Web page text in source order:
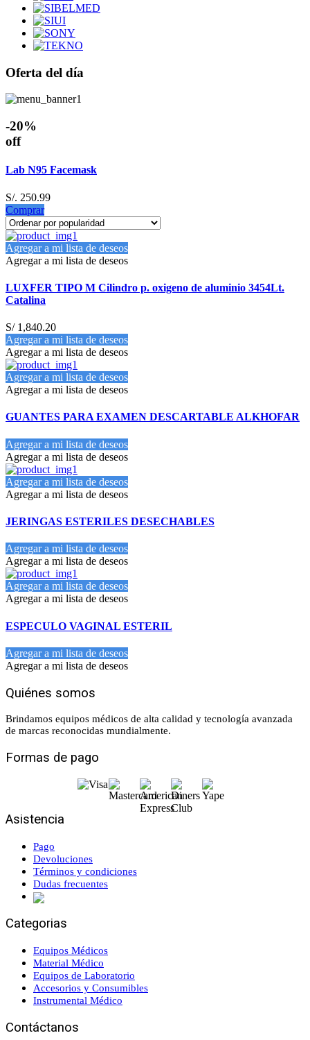
Oferta del día
-20%
off
Lab N95 Facemask
S/. 250.99
Comprar
Agregar a mi lista de deseos
Agregar a mi lista de deseos
LUXFER TIPO M Cilindro p. oxigeno de aluminio 3454Lt.
Catalina
S/1,840.20
Agregar a mi lista de deseos
Agregar a mi lista de deseos
Agregar a mi lista de deseos
Agregar a mi lista de deseos
GUANTES PARA EXAMEN DESCARTABLE ALKHOFAR
Agregar a mi lista de deseos
Agregar a mi lista de deseos
Agregar a mi lista de deseos
Agregar a mi lista de deseos
JERINGAS ESTERILES DESECHABLES
Agregar a mi lista de deseos
Agregar a mi lista de deseos
Agregar a mi lista de deseos
Agregar a mi lista de deseos
ESPECULO VAGINAL ESTERIL
Agregar a mi lista de deseos
Agregar a mi lista de deseos
Quiénes somos
Brindamos equipos médicos de alta calidad y tecnología avanzada
de marcas reconocidas mundialmente.
Formas de pago
Asistencia
Pago
Devoluciones
Términos y condiciones
Dudas frecuentes
Categorias
Equipos Médicos
Material Médico
Equipos de Laboratorio
Accesorios y Consumibles
Instrumental Médico
Contáctanos